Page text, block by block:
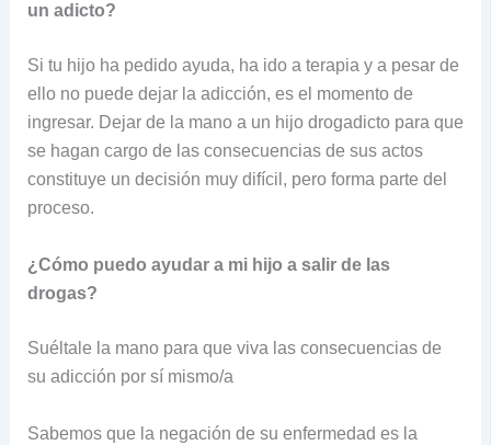
un adicto?
Si tu hijo ha pedido ayuda, ha ido a terapia y a pesar de
ello no puede dejar la adicción, es el momento de
ingresar. Dejar de la mano a un hijo drogadicto para que
se hagan cargo de las consecuencias de sus actos
constituye un decisión muy difícil, pero forma parte del
proceso.
¿Cómo puedo ayudar a mi hijo a salir de las
drogas?
Suéltale la mano para que viva las consecuencias de
su adicción por sí mismo/a
Sabemos que la negación de su enfermedad es la